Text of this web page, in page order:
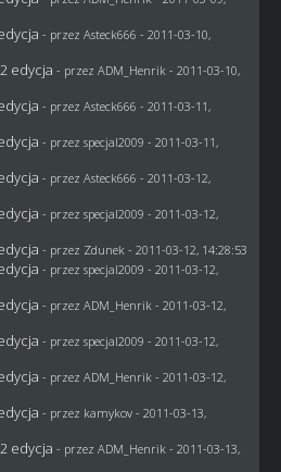
- przez Asteck666 - 2011-03-10,
edycja - przez ADM_Henrik - 2011-03-10,
- przez Asteck666 - 2011-03-11,
- przez specjal2009 - 2011-03-11,
- przez Asteck666 - 2011-03-12,
- przez specjal2009 - 2011-03-12,
- przez Zdunek - 2011-03-12, 14:28:53
- przez specjal2009 - 2011-03-12,
- przez ADM_Henrik - 2011-03-12,
- przez specjal2009 - 2011-03-12,
- przez ADM_Henrik - 2011-03-12,
- przez kamykov- 2011-03-13,
edycja - przez ADM_Henrik - 2011-03-13,